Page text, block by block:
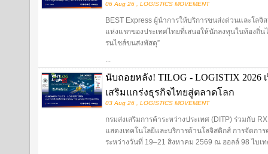
06 Aug 26 , LOGISTICS MOVEMENT
BEST Express ผู้นำการให้บริการขนส่งด่วนและโล
แห่งแรกของประเทศไทยที่เสนอให้นักลงทุนในท้องถิ่
รนไชส์ขนส่งพัสดุ”
...
นับถอยหลัง! TILOG - LOGISTIX
เสริมแกร่งธุรกิจไทยสู่ตลาดโลก
03 Aug 26 , LOGISTICS MOVEMENT
กรมส่งเสริมการค้าระหว่างประเทศ (DITP) ร่วมกับ
แสดงเทคโนโลยีและบริการด้านโลจิสติกส์ การจัดก
ระหว่างวันที่ 19–21 สิงหาคม 2569 ณ ฮอลล์ 98 ไบเ